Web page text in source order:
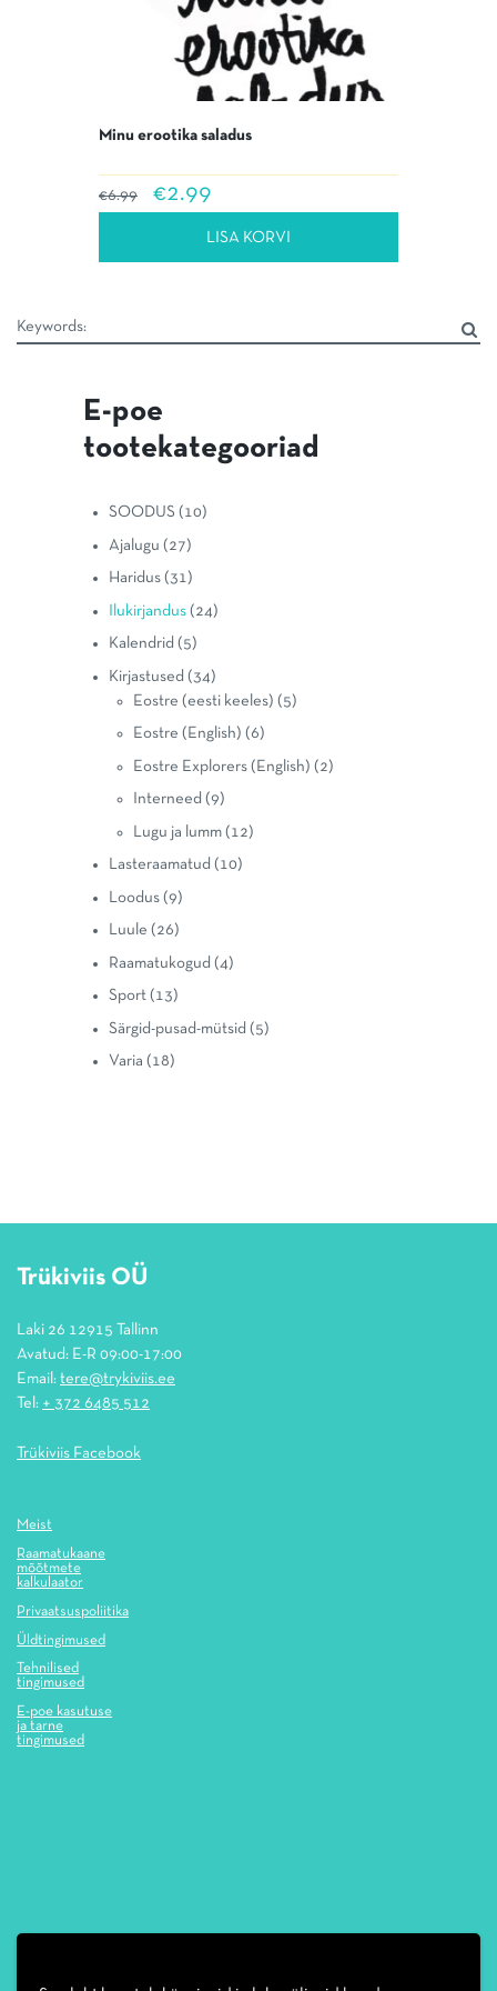
Minu erootika saladus
€6.99
Algne
hind
€6.99.
€2.99
hind
on:
€2.99.
LISA KORVI
E-poe
tootekategooriad
SOODUS (10)
Ajalugu (27)
Haridus (31)
Ilukirjandus (24)
Kalendrid (5)
Kirjastused (34)
Eostre (eesti keeles) (5)
Eostre (English) (6)
Eostre Explorers (English) (2)
Interneed (9)
Lugu ja lumm (12)
Lasteraamatud (10)
Loodus (9)
Luule (26)
Raamatukogud (4)
Sport (13)
Särgid-pusad-mütsid (5)
Varia (18)
Trükiviis OÜ
Laki 26 12915 Tallinn
Avatud: E-R 09:00-17:00
Email: tere@trykiviis.ee
Tel: + 372 6485 512
Trükiviis Facebook
Meist
Raamatukaane
mõõtmete
kalkulaator
Privaatsuspoliitika
Üldtingimused
Tehnilised
tingimused
E-poe kasutuse
ja tarne
tingimused